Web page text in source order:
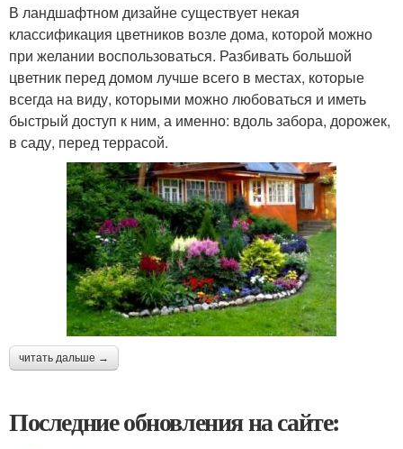
В ландшафтном дизайне существует некая
классификация цветников возле дома, которой можно
при желании воспользоваться. Разбивать большой
цветник перед домом лучше всего в местах, которые
всегда на виду, которыми можно любоваться и иметь
быстрый доступ к ним, а именно: вдоль забора, дорожек,
в саду, перед террасой.
читать дальше →
Последние обновления на сайте: